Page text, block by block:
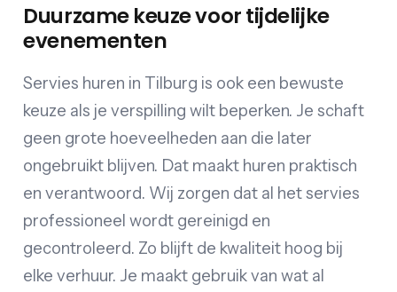
Duurzame keuze voor tijdelijke
evenementen
Servies huren in Tilburg is ook een bewuste
keuze als je verspilling wilt beperken. Je schaft
geen grote hoeveelheden aan die later
ongebruikt blijven. Dat maakt huren praktisch
en verantwoord. Wij zorgen dat al het servies
professioneel wordt gereinigd en
gecontroleerd. Zo blijft de kwaliteit hoog bij
elke verhuur. Je maakt gebruik van wat al